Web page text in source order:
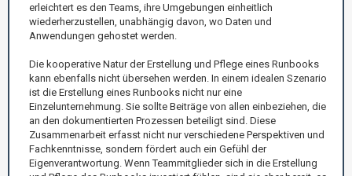
erleichtert es den Teams, ihre Umgebungen einheitlich
wiederherzustellen, unabhängig davon, wo Daten und
Anwendungen gehostet werden.
Die kooperative Natur der Erstellung und Pflege eines Runbooks
kann ebenfalls nicht übersehen werden. In einem idealen Szenario
ist die Erstellung eines Runbooks nicht nur eine
Einzelunternehmung. Sie sollte Beiträge von allen einbeziehen, die
an den dokumentierten Prozessen beteiligt sind. Diese
Zusammenarbeit erfasst nicht nur verschiedene Perspektiven und
Fachkenntnisse, sondern fördert auch ein Gefühl der
Eigenverantwortung. Wenn Teammitglieder sich in die Erstellung